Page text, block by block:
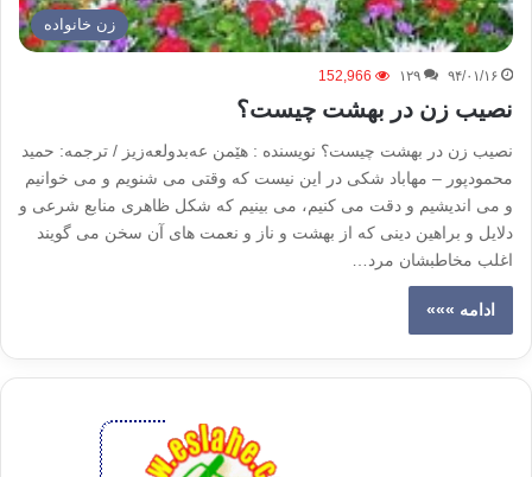
زن خانواده
۹۴/۰۱/۱۶ ۱۲۹ 152,966
نصیب زن در بهشت چیست؟
نصیب زن در بهشت چیست؟ نویسنده : هێمن عه‌بدولعه‌زیز / ترجمه: حمید
محمودپور – مهاباد شکی در این نیست که وقتی می شنویم و می خوانیم
و می اندیشیم و دقت می کنیم، می بینیم که شکل ظاهری منابع شرعی و
دلایل و براهین دینی که از بهشت و ناز و نعمت های آن سخن می گویند
اغلب مخاطبشان مرد…
ادامه »»»